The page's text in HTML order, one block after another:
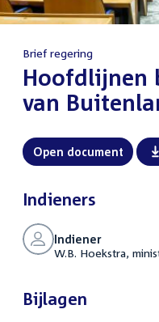
Brief regering
:Hoofdlijnen
van
Open document
Indieners
Indiener
W.B. Hoekstra,
Bijlagen